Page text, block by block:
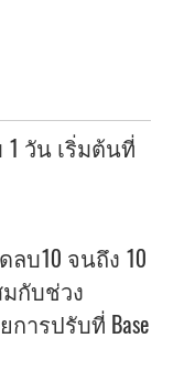
1 วัน เริ่มต้นที่
บ10 จนถึง 10
กับช่วง
ารปรับที่ Base